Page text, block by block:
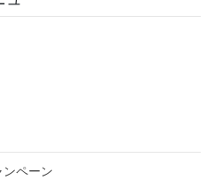
ペーン